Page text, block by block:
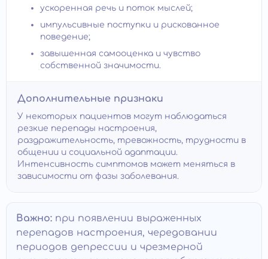
ускоренная речь и поток мыслей;
импульсивные поступки и рискованное
поведение;
завышенная самооценка и чувство
собственной значимости.
Дополнительные признаки
У некоторых пациентов могут наблюдаться
резкие перепады настроения,
раздражительность, тревожность, трудности в
общении и социальной адаптации.
Интенсивность симптомов может меняться в
зависимости от фазы заболевания.
Важно: при появлении выраженных
перепадов настроения, чередовании
периодов депрессии и чрезмерной